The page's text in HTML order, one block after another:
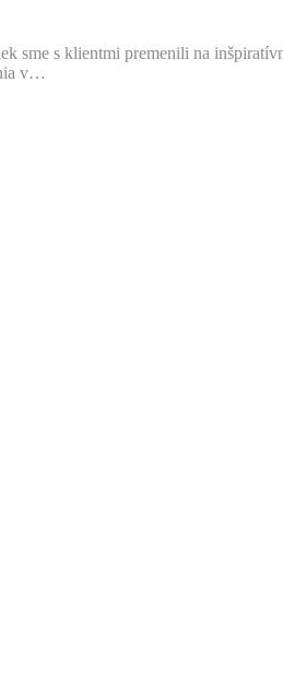
sme s klientmi premenili na
v…